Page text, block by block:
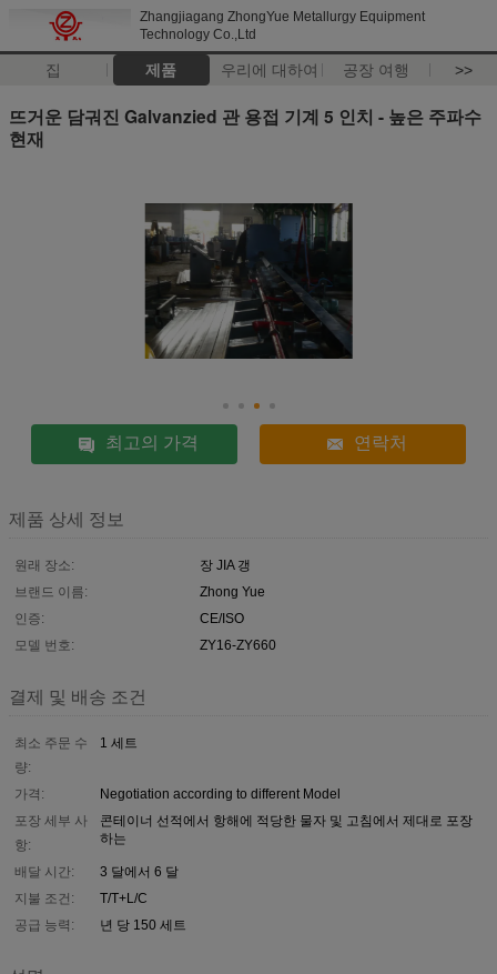
Zhangjiagang ZhongYue Metallurgy Equipment
Technology Co.,Ltd
집 제품 우리에 대하여 공장 여행 >>
뜨거운 담궈진 Galvanzied 관 용접 기계 5 인치 - 높은 주파수
현재
최고의 가격 연락처
제품 상세 정보
원래 장소:
장 JIA 갱
브랜드 이름:
Zhong Yue
인증:
CE/ISO
모델 번호:
ZY16-ZY660
결제 및 배송 조건
최소 주문 수
량:
1 세트
가격:
Negotiation according to different Model
포장 세부 사
항:
콘테이너 선적에서 항해에 적당한 물자 및 고침에서 제대로 포장
하는
배달 시간:
3 달에서 6 달
지불 조건:
T/T+L/C
공급 능력:
년 당 150 세트